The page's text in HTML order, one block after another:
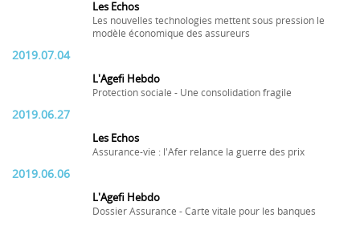
Les Echos
Les nouvelles technologies mettent sous pression le
modèle économique des assureurs
2019.07.04
L'Agefi Hebdo
Protection sociale - Une consolidation fragile
2019.06.27
Les Echos
Assurance-vie : l'Afer relance la guerre des prix
2019.06.06
L'Agefi Hebdo
Dossier Assurance - Carte vitale pour les banques